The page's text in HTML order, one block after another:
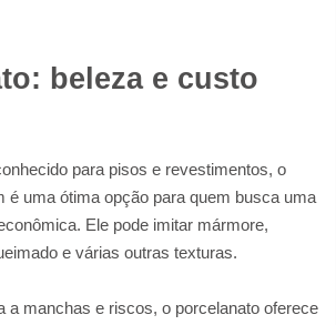
beleza e custo
para pisos e revestimentos, o
é uma ótima opção para quem busca uma
Ele pode imitar mármore,
e várias outras texturas.
a manchas e riscos, o porcelanato oferece